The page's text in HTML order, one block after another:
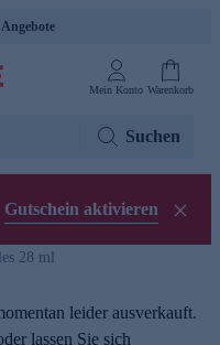
Mein Konto Warenkorb
Suchen
Gutschein aktivieren
28 ml
leider ausverkauft.
lassen Sie sich